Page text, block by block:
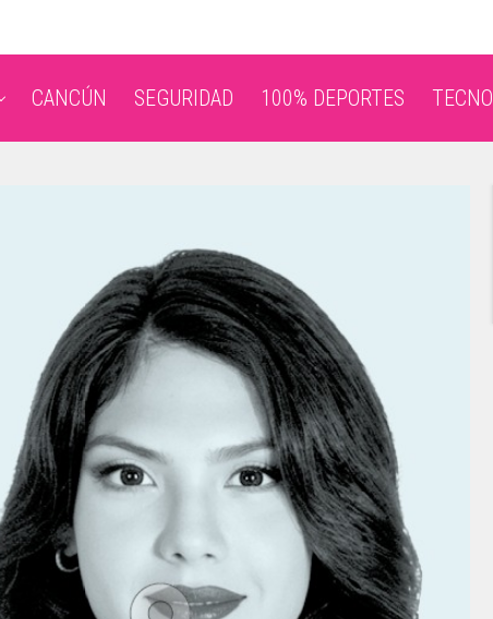
CANCÚN SEGURIDAD 100% DEPORTES TECNO